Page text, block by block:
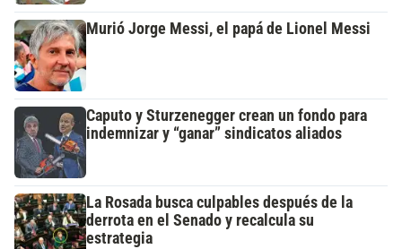
Murió Jorge Messi, el papá de Lionel Messi
Caputo y Sturzenegger crean un fondo para
indemnizar y “ganar” sindicatos aliados
La Rosada busca culpables después de la
derrota en el Senado y recalcula su
estrategia